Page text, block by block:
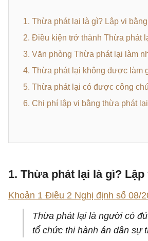
1. Thừa phát lại là gì? Lập vi
2. Điều kiện trở thành Thừa phát
3. Văn phòng Thừa phát lại làm
4. Thừa phát lại không được làm
5. Thừa phát lại có được công
6. Chi phí lập vi bằng thừa phát
1. Thừa phát lại là gì?
Khoản 1 Điều 2 Nghị định số 08/
Thừa phát lại là người có
tổ chức thi hành án dân sự